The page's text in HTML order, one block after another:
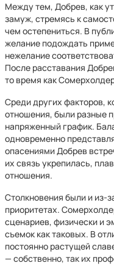
Между тем, Добрев, как
замуж, стремясь к
чем остепениться. В
желание подождать
нежелание
После расставания
то время как
Среди других факторов,
отношения, были разные
напряженный график.
одновременно
опасениями Добрев
их связь укрепилась,
отношения.
Столкновения были и из-
приоритетах.
сценариев, физически и
съемок как таковых. В
постоянно растущей
— собственно, так их